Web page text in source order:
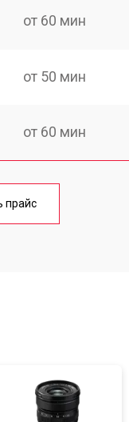
от 60 мин
от 50 мин
от 60 мин
от 50 мин
прайс